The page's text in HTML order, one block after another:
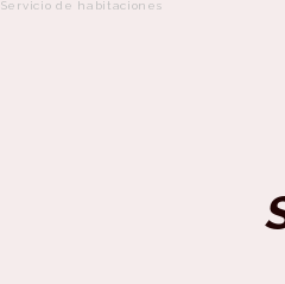
Servicio de habitaciones